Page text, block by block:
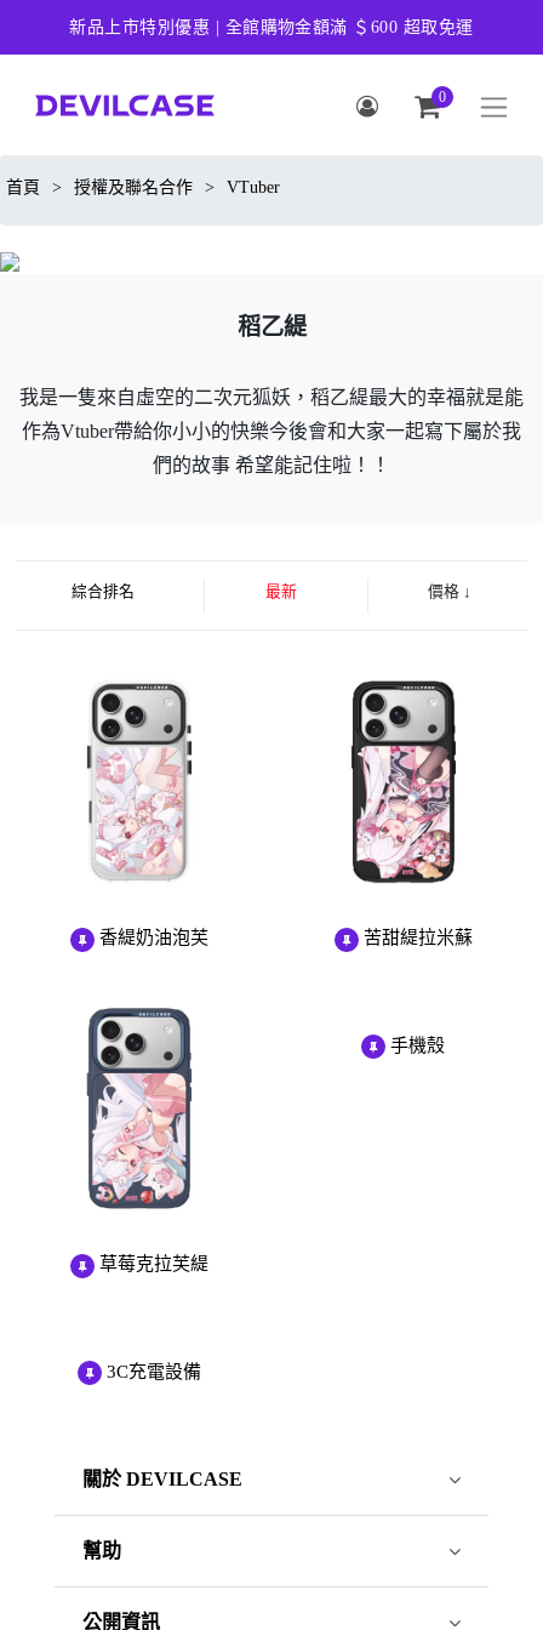
新品上市特別優惠 | 全館購物金額滿 ＄600 超取免運
0
首頁 > 授權及聯名合作 > VTuber
稻乙緹
我是一隻來自虛空的二次元狐妖，稻乙緹最大的幸福就是能
作為Vtuber帶給你小小的快樂今後會和大家一起寫下屬於我
們的故事 希望能記住啦！！
綜合排名 最新 價格 ↓
香緹奶油泡芙 苦甜緹拉米蘇
草莓克拉芙緹
手機殼
3C充電設備
關於 DEVILCASE
幫助
公開資訊